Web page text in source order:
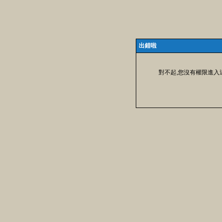
出錯啦
對不起,您沒有權限進入